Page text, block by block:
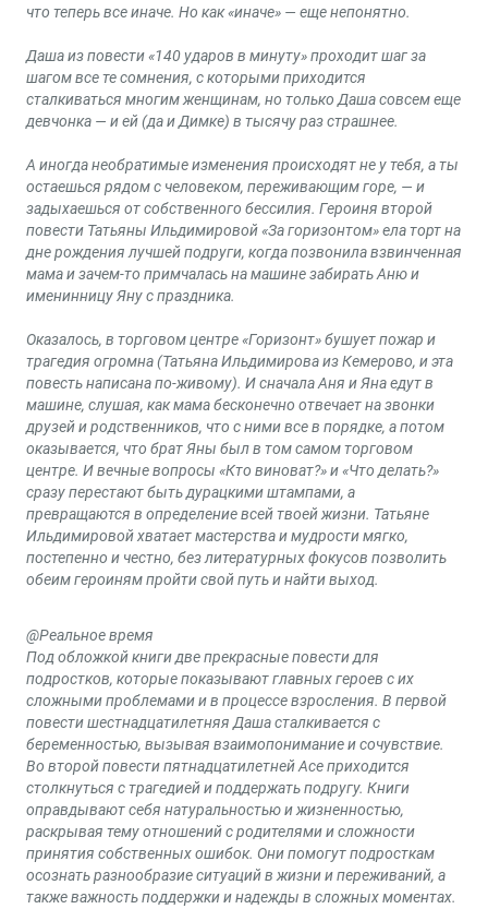
что теперь все иначе. Но как «иначе» — еще непонятно.
Даша из повести «140 ударов в минуту» проходит шаг за
шагом все те сомнения, с которыми приходится
сталкиваться многим женщинам, но только Даша совсем еще
девчонка — и ей (да и Димке) в тысячу раз страшнее.
А иногда необратимые изменения происходят не у тебя, а ты
остаешься рядом с человеком, переживающим горе, — и
задыхаешься от собственного бессилия. Героиня второй
повести Татьяны Ильдимировой «За горизонтом» ела торт на
дне рождения лучшей подруги, когда позвонила взвинченная
мама и зачем-то примчалась на машине забирать Аню и
именинницу Яну с праздника.
Оказалось, в торговом центре «Горизонт» бушует пожар и
трагедия огромна (Татьяна Ильдимирова из Кемерово, и эта
повесть написана по-живому). И сначала Аня и Яна едут в
машине, слушая, как мама бесконечно отвечает на звонки
друзей и родственников, что с ними все в порядке, а потом
оказывается, что брат Яны был в том самом торговом
центре. И вечные вопросы «Кто виноват?» и «Что делать?»
сразу перестают быть дурацкими штампами, а
превращаются в определение всей твоей жизни. Татьяне
Ильдимировой хватает мастерства и мудрости мягко,
постепенно и честно, без литературных фокусов позволить
обеим героиням пройти свой путь и найти выход.
@Реальное время
Под обложкой книги две прекрасные повести для
подростков, которые показывают главных героев с их
сложными проблемами и в процессе взросления. В первой
повести шестнадцатилетняя Даша сталкивается с
беременностью, вызывая взаимопонимание и сочувствие.
Во второй повести пятнадцатилетней Асе приходится
столкнуться с трагедией и поддержать подругу. Книги
оправдывают себя натуральностью и жизненностью,
раскрывая тему отношений с родителями и сложности
принятия собственных ошибок. Они помогут подросткам
осознать разнообразие ситуаций в жизни и переживаний, а
также важность поддержки и надежды в сложных моментах.